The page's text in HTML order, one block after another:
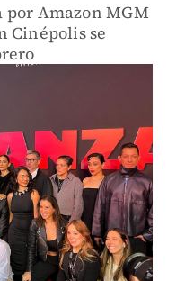
Amazon MGM
Cinépolis se